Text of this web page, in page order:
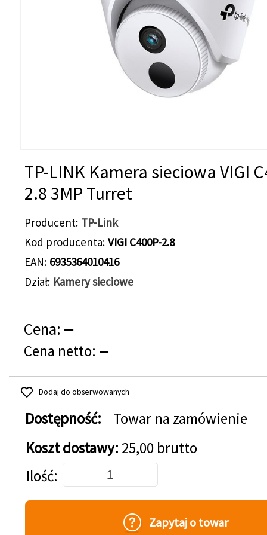
TP-LINK Kamera sieciowa VIGI
2.8 3MP Turret
Producent TP-Link
Kod producenta VIGI C400P-2.8
EAN 6935364010416
Dział Kamery sieciowe
Cena: --
Cena netto: --
Dodaj do obserwowanych
Dostępność:
Towar na zamówienie
Koszt dostawy: 25,00 brutto
Dodaj do koszyka
Ilość
Zapytaj o towar